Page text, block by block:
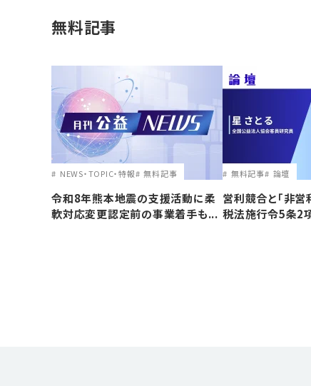
無料記事
NEWS・TOPIC・特報 無料記事
令和8年熊本地震の支援活動に柔
軟対応変更認定前の事業着手も...
無料記事 論壇
営利競合と｢非営
税法施行令5条2